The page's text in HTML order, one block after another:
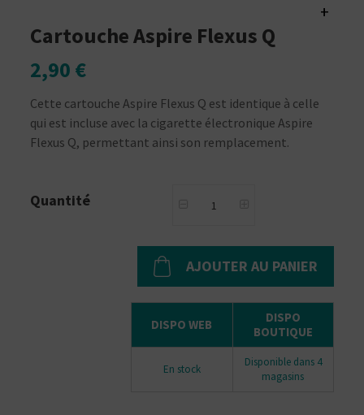
+
Cartouche Aspire Flexus Q
2,90 €
Cette cartouche Aspire Flexus Q est identique à celle
qui est incluse avec la cigarette électronique Aspire
Flexus Q, permettant ainsi son remplacement.
Quantité
AJOUTER AU PANIER
DISPO WEB
DISPO
BOUTIQUE
En stock
Disponible dans 4
magasins